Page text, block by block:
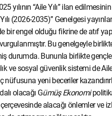
yılının “Aile Yılı” ilan
(2026-2035)” Genelgesi
bir engel olduğu fikrine de atıf
Bu genelgeyle
durumda. Bununla birlikte
ve sosyal güvenlik sistemi de
nüfusuna yeni beceriler
olacağı Gümüş Ekonomi
alacağı önlemler ve